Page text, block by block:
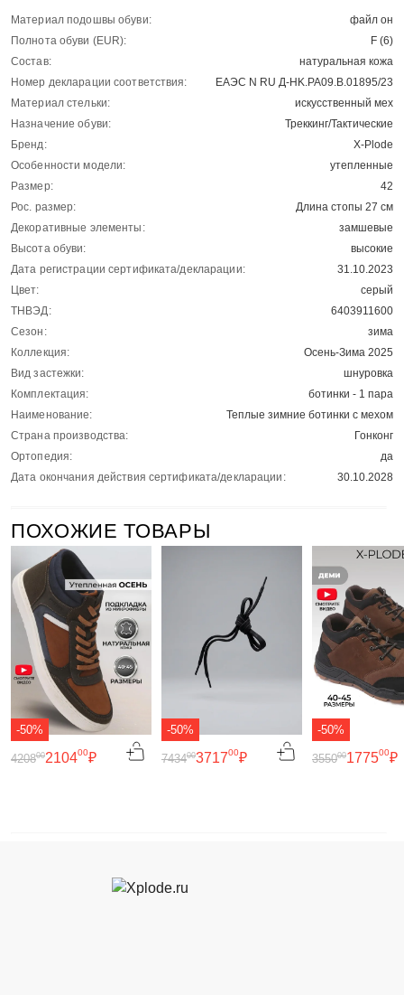
Материал подошвы обуви:
файл он
Полнота обуви (EUR):
F (6)
Состав:
натуральная кожа
Номер декларации соответствия:
ЕАЭС N RU Д-HK.РА09.В.01895/23
Материал стельки:
искусственный мех
Назначение обуви:
Треккинг/Тактические
Бренд:
X-Plode
Особенности модели:
утепленные
Размер:
42
Рос. размер:
Длина стопы 27 см
Декоративные элементы:
замшевые
Высота обуви:
высокие
Дата регистрации сертификата/декларации:
31.10.2023
Цвет:
серый
ТНВЭД:
6403911600
Сезон:
зима
Коллекция:
Осень-Зима 2025
Вид застежки:
шнуровка
Комплектация:
ботинки - 1 пара
Наименование:
Теплые зимние ботинки с мехом
Страна производства:
Гонконг
Ортопедия:
да
Дата окончания действия сертификата/декларации:
30.10.2028
ПОХОЖИЕ ТОВАРЫ
-50%
210400₽
420800
-50%
371700₽
743400
-50%
177500₽
355000